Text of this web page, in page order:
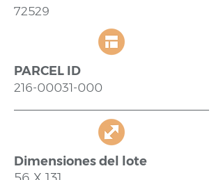
72529
PARCEL ID
216-00031-000
Dimensiones del lote